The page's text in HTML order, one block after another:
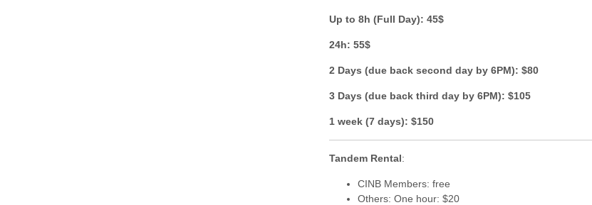
Up to 8h (Full Day): 45$
24h: 55$
2 Days (due back second day by 6PM): $80
3 Days (due back third day by 6PM): $105
1 week (7 days): $150
Tandem Rental:
CINB Members: free
Others: One hour: $20